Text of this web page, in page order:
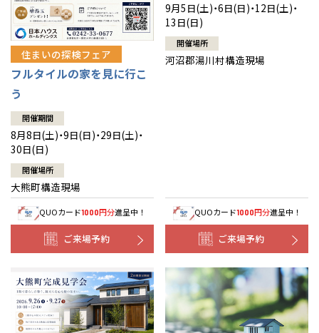
住まいの探検フェア
フルタイルの家を見に行こ
う
開催期間
8月8日(土)・9日(日)・29日(土)・
30日(日)
開催場所
大熊町構造現場
QUOカード1000円分進呈中！
ご来場予約
9月5日(土)・6日(日)・12日(土)・
13日(日)
開催場所
河沼郡湯川村構造現場
QUOカード1000円分進呈中！
ご来場予約